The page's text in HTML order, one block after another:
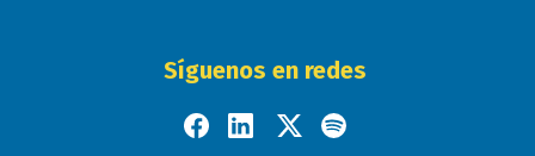
Síguenos en redes